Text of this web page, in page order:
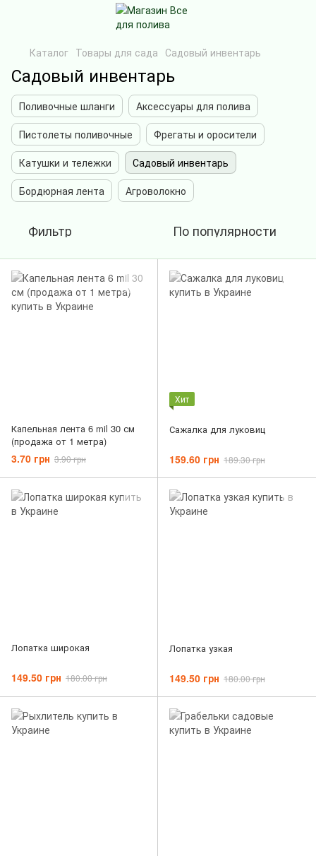
Каталог Товары для сада Садовый инвентарь
Садовый инвентарь
Поливочные шланги
Аксессуары для полива
Пистолеты поливочные
Фрегаты и оросители
Катушки и тележки
Садовый инвентарь
Бордюрная лента
Агроволокно
Фильтр По популярности
Капельная лента 6 mil 30 см
(продажа от 1 метра)
3.70 грн 3.90 грн
Хит
Сажалка для луковиц
159.60 грн 189.30 грн
Лопатка широкая
149.50 грн 180.00 грн
Лопатка узкая
149.50 грн 180.00 грн